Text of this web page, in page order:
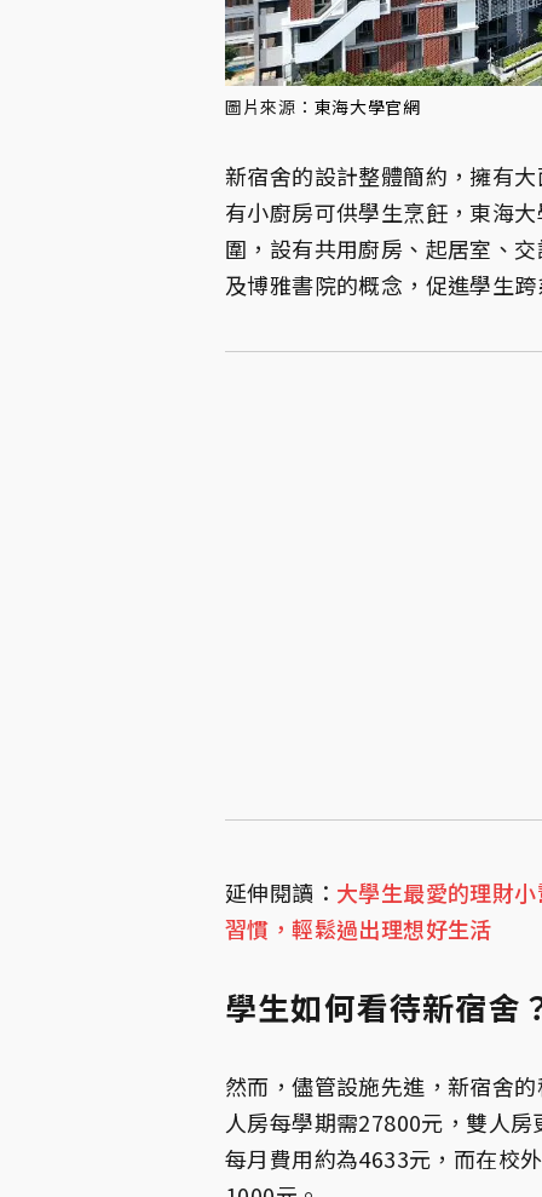
圖片來源： 東海大學官網
新宿舍的設計整體簡約，擁有
有小廚房可供學生烹飪，東海
圍，設有共用廚房、起居室、
及博雅書院的概念，促進學生
延伸閱讀： 大學生最愛的理財
習慣，輕鬆過出理想好生活
學生如何看待新宿舍
然而，儘管設施先進，新宿舍
人房每學期需27800元，雙人
每月費用約為4633元，而在校